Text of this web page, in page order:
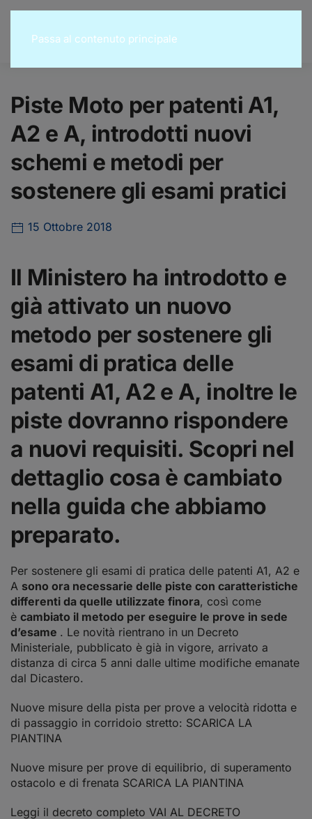
Passa al contenuto principale
Piste Moto per patenti A1,
A2 e A, introdotti nuovi
schemi e metodi per
sostenere gli esami pratici
15 Ottobre 2018
Il Ministero ha introdotto e
già attivato un nuovo
metodo per sostenere gli
esami di pratica delle
patenti A1, A2 e A, inoltre le
piste dovranno rispondere
a nuovi requisiti. Scopri nel
dettaglio cosa è cambiato
nella guida che abbiamo
preparato.
Per sostenere gli esami di pratica delle patenti A1, A2 e
A sono ora necessarie delle piste con caratteristiche
differenti da quelle utilizzate finora, così come
è cambiato il metodo per eseguire le prove in sede
d’esame . Le novità rientrano in un Decreto
Ministeriale, pubblicato è già in vigore, arrivato a
distanza di circa 5 anni dalle ultime modifiche emanate
dal Dicastero.
Nuove misure della pista per prove a velocità ridotta e
di passaggio in corridoio stretto: SCARICA LA
PIANTINA
Nuove misure per prove di equilibrio, di superamento
ostacolo e di frenata SCARICA LA PIANTINA
Leggi il decreto completo VAI AL DECRETO